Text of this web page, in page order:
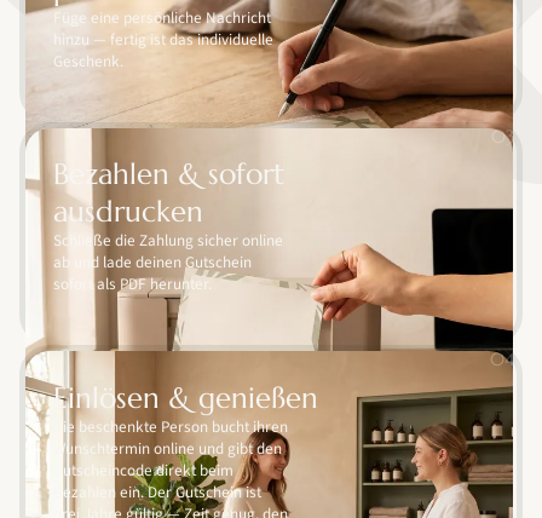
Füge eine persönliche Nachricht
hinzu — fertig ist das individuelle
Geschenk.
03
Bezahlen & sofort
ausdrucken
Schließe die Zahlung sicher online
ab und lade deinen Gutschein
sofort als PDF herunter.
04
Einlösen & genießen
Die beschenkte Person bucht ihren
Wunschtermin online und gibt den
Gutscheincode direkt beim
Bezahlen ein. Der Gutschein ist